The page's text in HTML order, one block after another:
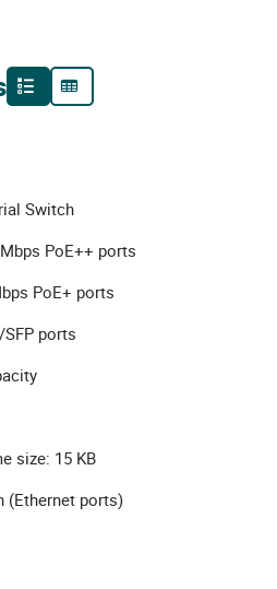
Switch
PoE++ ports
PoE+ ports
ports
size: 15 KB
(Ethernet ports)